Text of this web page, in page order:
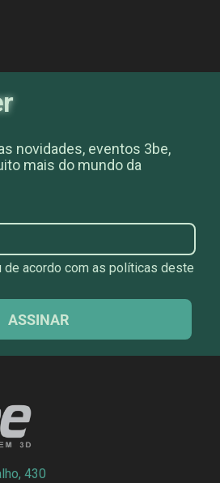
novidades, eventos 3be,
mais do mundo da
de acordo com as políticas deste
ASSINAR
430